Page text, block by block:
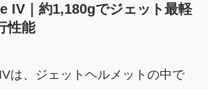
IV｜約1,180gでジェット最軽
性能
は、ジェットヘルメットの中で